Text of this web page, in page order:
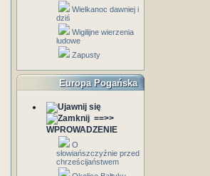
Wielkanoc dawniej i
dziś
Wigilijne wierzenia
ludowe
Zapusty
Europa Pogańska
==>>
WPROWADZENIE
O
słowiańszczyźnie przed
chrześcijaństwem